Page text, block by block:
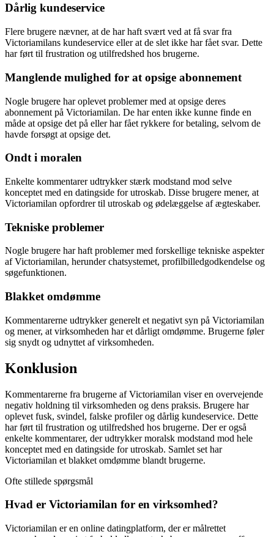
Dårlig kundeservice
Flere brugere nævner, at de har haft svært ved at få svar fra
Victoriamilans kundeservice eller at de slet ikke har fået svar. Dette
har ført til frustration og utilfredshed hos brugerne.
Manglende mulighed for at opsige abonnement
Nogle brugere har oplevet problemer med at opsige deres
abonnement på Victoriamilan. De har enten ikke kunne finde en
måde at opsige det på eller har fået rykkere for betaling, selvom de
havde forsøgt at opsige det.
Ondt i moralen
Enkelte kommentarer udtrykker stærk modstand mod selve
konceptet med en datingside for utroskab. Disse brugere mener, at
Victoriamilan opfordrer til utroskab og ødelæggelse af ægteskaber.
Tekniske problemer
Nogle brugere har haft problemer med forskellige tekniske aspekter
af Victoriamilan, herunder chatsystemet, profilbilledgodkendelse og
søgefunktionen.
Blakket omdømme
Kommentarerne udtrykker generelt et negativt syn på Victoriamilan
og mener, at virksomheden har et dårligt omdømme. Brugerne føler
sig snydt og udnyttet af virksomheden.
Konklusion
Kommentarerne fra brugerne af Victoriamilan viser en overvejende
negativ holdning til virksomheden og dens praksis. Brugere har
oplevet fusk, svindel, falske profiler og dårlig kundeservice. Dette
har ført til frustration og utilfredshed hos brugerne. Der er også
enkelte kommentarer, der udtrykker moralsk modstand mod hele
konceptet med en datingside for utroskab. Samlet set har
Victoriamilan et blakket omdømme blandt brugerne.
Ofte stillede spørgsmål
Hvad er Victoriamilan for en virksomhed?
Victoriamilan er en online datingplatform, der er målrettet